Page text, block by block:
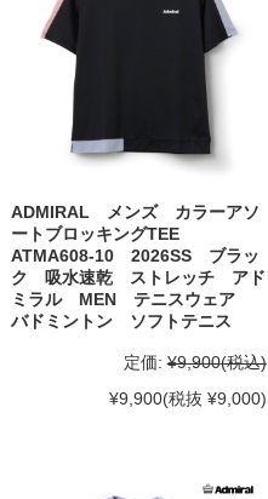
ADMIRAL メンズ カラーアソ
ートブロッキングTEE
ATMA608-10 2026SS ブラッ
ク 吸水速乾 ストレッチ アド
ミラル MEN テニスウェア
バドミントン ソフトテニス
定価: ¥9,900(税込)
¥9,900(税抜 ¥9,000)